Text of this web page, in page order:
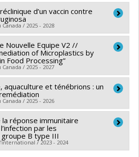
2028 - Volet 2: Recherche
expérimental et
de groupe impliquant 3
: François Meurens
Renois
:Glycovax Pharma Inc.
:
d’un vaccin contre
/ 2025 - 2028
: François Meurens
Renois
:CQDM/Consortium
du médicament
:PVXXXXXX-SynergiQc
Nouvelle Equipe V2 //
of Microplastics by
Food Processing”
/ 2025 - 2027
: Guillaume Brisson
Renois
:FRQNT/Fonds de recherche
et technologies (FQRNT)
:Pôle de recherche et
Programmation de recherche non
aquaculture et ténébrions : un
/ 2025 - 2026
: Fanny Renois
Vétérinaire – Université de
et Université du Québec à
réponse immunitaire
par les
B type III
/ 2023 - 2024